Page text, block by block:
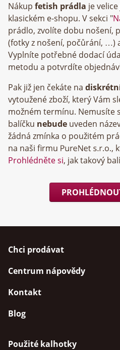
Nákup fetish prádla je
klasickém e-shopu. V sekci "
prádlo, zvolíte dobu nošení,
(fotky z nošení, počůrání, …)
Vyplníte potřebné dodací
metodu a potvrdíte
Pak již jen čekáte na
vytoužené zboží, který Vám
možném termínu. Nemusíte
balíčku nebude uveden
žádná zmínka o použitém
na naši firmu
,
Prohlédněte si, jak takový
Chci prodávat
Centrum nápovědy
Kontakt
Blog
Použité kalhotky